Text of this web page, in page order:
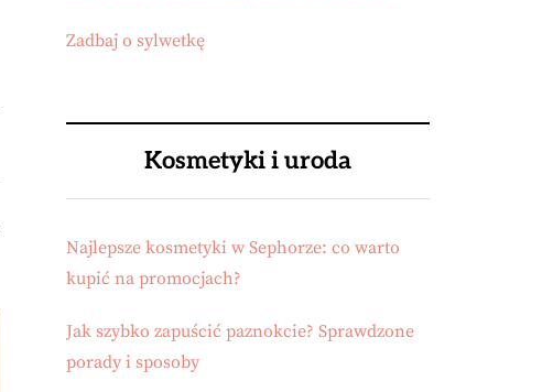
Zadbaj o sylwetkę
Kosmetyki i uroda
Najlepsze kosmetyki w Sephorze: co warto
kupić na promocjach?
Jak szybko zapuścić paznokcie? Sprawdzone
porady i sposoby